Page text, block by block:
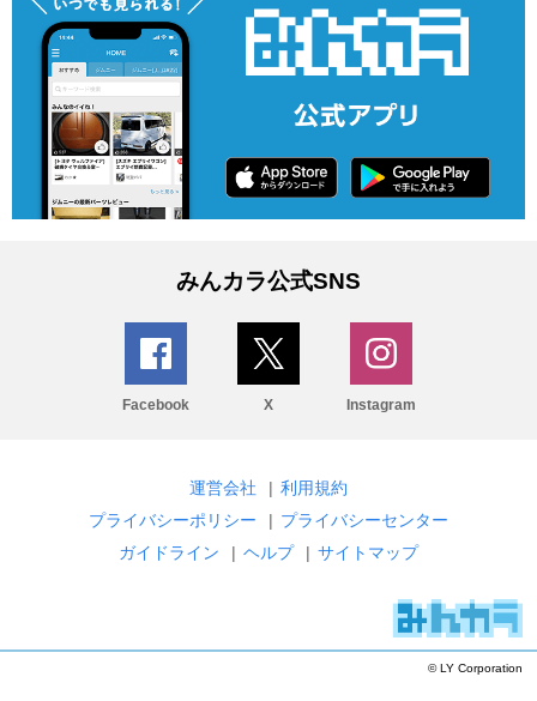
みんカラ公式SNS
Facebook X Instagram
運営会社 | 利用規約
プライバシーポリシー
| プライバシーセンター
ガイドライン
| ヘルプ | サイトマップ
© LY Corporation